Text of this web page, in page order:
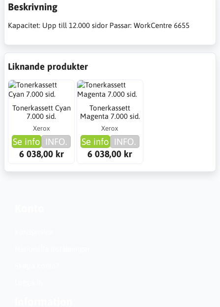
Beskrivning
Kapacitet: Upp till 12.000 sidor Passar: WorkCentre 6655
Liknande produkter
Tonerkassett Cyan
7.000 sid.
Xerox
Se info INFO.
6 038,00 kr
Tonerkassett
Magenta 7.000 sid.
Xerox
Se info INFO.
6 038,00 kr